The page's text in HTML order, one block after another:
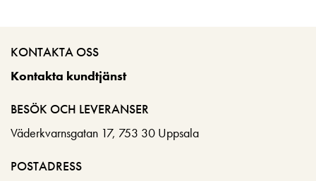
KONTAKTA OSS
Kontakta kundtjänst
BESÖK OCH LEVERANSER
Väderkvarnsgatan 17, 753 30 Uppsala
POSTADRESS